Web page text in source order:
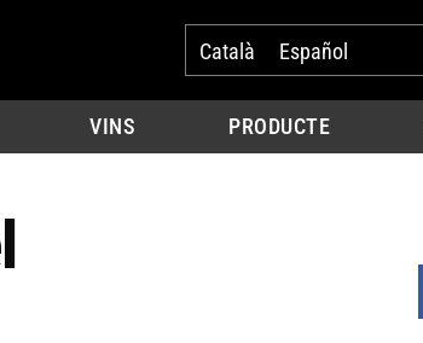
Català Español
VINS PRODUCTE